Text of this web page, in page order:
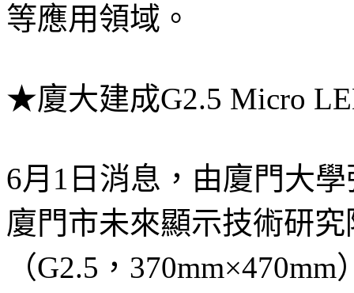
等應用領域。
★廈大建成G2.5 Micro
6月1日消息，由廈門大
廈門市未來顯示技術研
（G2.5，